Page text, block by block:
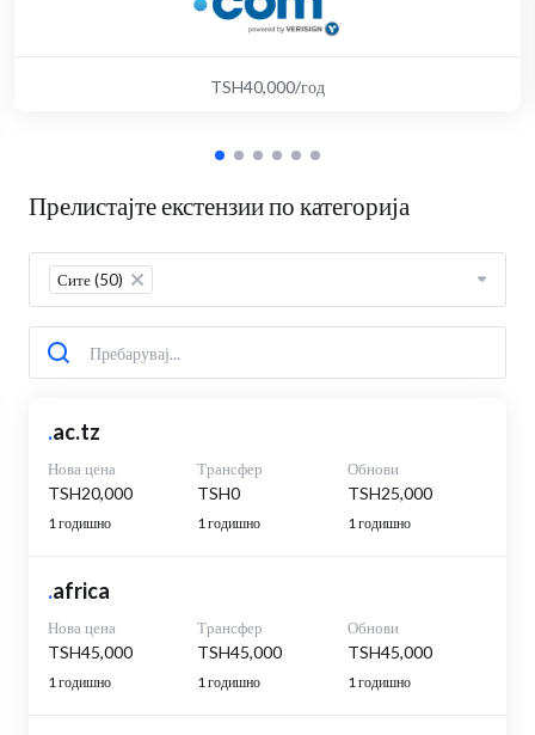
TSH40,000/год
Прелистајте екстензии по категорија
Сите (50) ×
.ac.tz
Нова цена
TSH20,000
1 годишно
Трансфер
TSH0
1 годишно
Обнови
TSH25,000
1 годишно
.africa
Нова цена
TSH45,000
1 годишно
Трансфер
TSH45,000
1 годишно
Обнови
TSH45,000
1 годишно